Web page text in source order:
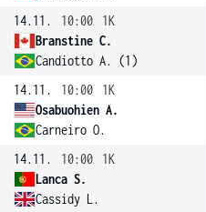
14.11.
10:00
1K
Branstine C.
Candiotto A. (1)
14.11.
10:00
1K
Osabuohien A.
Carneiro O.
14.11.
10:00
1K
Lanca S.
Cassidy L.